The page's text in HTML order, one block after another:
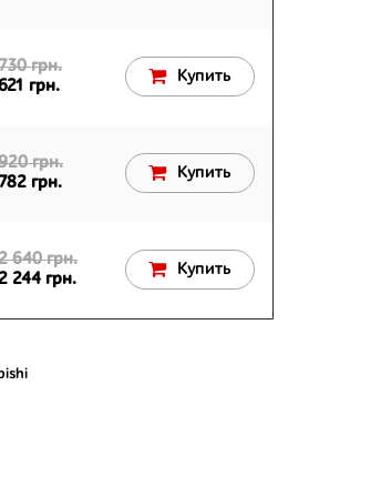
грн.
грн.
Купить
грн.
782 грн.
Купить
640 грн.
2 244 грн.
Купить